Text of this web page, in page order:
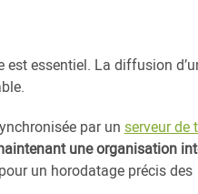
est essentiel. La diffusion
par un serveur de
une organisation
un horodatage précis des